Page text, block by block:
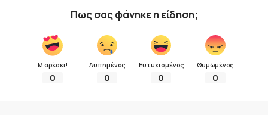
Πως σας φάνηκε η είδηση;
Μ αρέσει!
0
Λυπημένος
0
Ευτυχισμένος
0
Θυμωμένος
0